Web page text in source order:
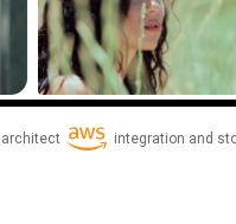
architect integration and